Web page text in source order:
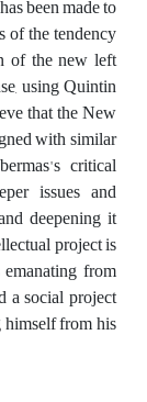
been made to
of the tendency
of the new left
using Quintin
that the New
with similar
critical
issues and
deepening it
project is
from
a social project
from his